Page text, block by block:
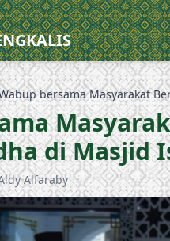
bersama Masyarakat
di Masjid
Alfaraby